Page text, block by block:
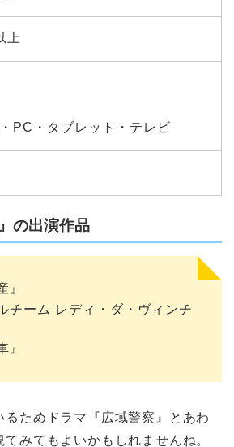
上
PC・タブレット・テレビ
の出演作品
』
チーム レディ・ダ・ヴィンチ
』
るためドラマ『広域警察』とあわ
みてもよいかもしれませんね。